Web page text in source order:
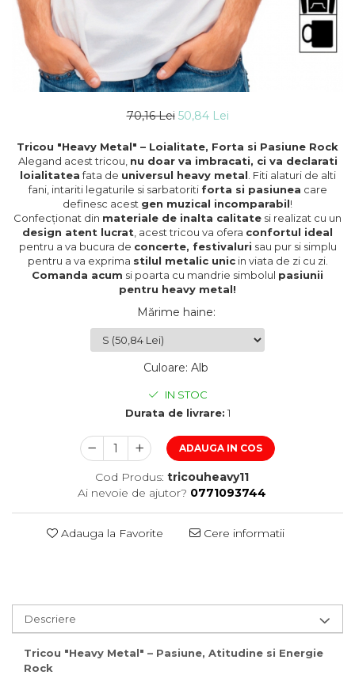
70,16 Lei 50,84 Lei
Tricou "Heavy Metal" – Loialitate, Forta si Pasiune Rock
Alegand acest tricou, nu doar va imbracati, ci va declarati
loialitateafata de universul heavy metal . Fiti alaturi de alti
fani, intariti legaturile si sarbatoriti forta si pasiunea care
definesc acest gen muzical incomparabil!
Confecționat din materiale de inalta calitate si realizat cu un
design atent lucrat , acest tricou va ofera confortul ideal
pentru a va bucura de concerte, festivaluri sau pur si simplu
pentru a va exprima stilul metalic unicin viata de zi cu zi.
Comanda acum si poarta cu mandrie simbolul pasiunii
pentru heavy metal!
Mărime haine:
Culoare: Alb
IN STOC
Durata de livrare: 1
ADAUGA IN COS
Cod Produs: tricouheavy11
Ai nevoie de ajutor? 0771093744
Adauga la Favorite Cere informatii
Descriere
Tricou "Heavy Metal" – Pasiune, Atitudine si Energie
Rock